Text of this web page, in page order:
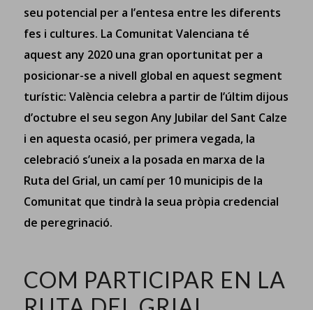
seu potencial per a l’entesa entre les diferents
fes i cultures. La Comunitat Valenciana té
aquest any 2020 una gran oportunitat per a
posicionar-se a nivell global en aquest segment
turístic: València celebra a partir de l’últim dijous
d’octubre el seu segon Any Jubilar del Sant Calze
i en aquesta ocasió, per primera vegada, la
celebració s’uneix a la posada en marxa de la
Ruta del Grial, un camí per 10 municipis de la
Comunitat que tindrà la seua pròpia credencial
de peregrinació.
COM PARTICIPAR EN LA